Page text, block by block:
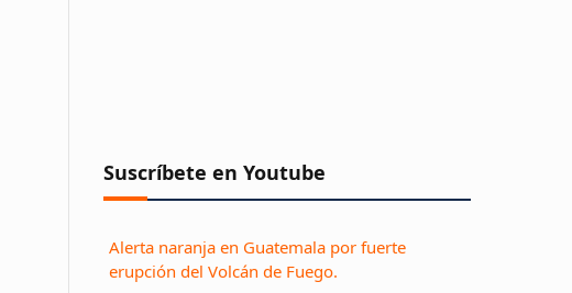
Suscríbete en Youtube
Alerta naranja en Guatemala por fuerte
erupción del Volcán de Fuego.